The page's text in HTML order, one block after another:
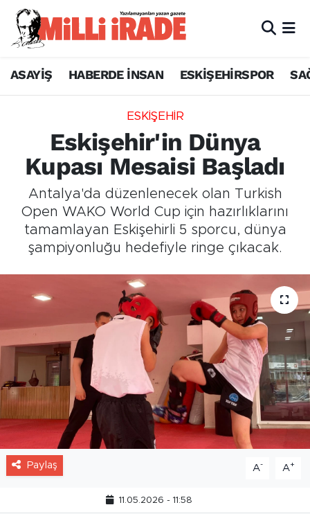
ASAYİŞ HABERDE İNSAN ESKİŞEHİRSPOR
ESKİŞEHİR
Eskişehir'in Dünya
Kupası Mesaisi Başladı
Antalya'da düzenlenecek olan Turkish
Open WAKO World Cup için hazırlıklarını
tamamlayan Eskişehirli 5 sporcu, dünya
şampiyonluğu hedefiyle ringe çıkacak.
Paylaş A- A+
11.05.2026 - 11:58